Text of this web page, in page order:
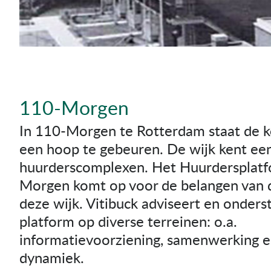
110-Morgen
In 110-Morgen te Rotterdam staat de
een hoop te gebeuren. De wijk kent
huurderscomplexen. Het
Morgen komt op voor de belangen van
deze wijk. Vitibuck adviseert en
platform op diverse terreinen: o.a.
informatievoorziening, samenwerking
dynamiek.